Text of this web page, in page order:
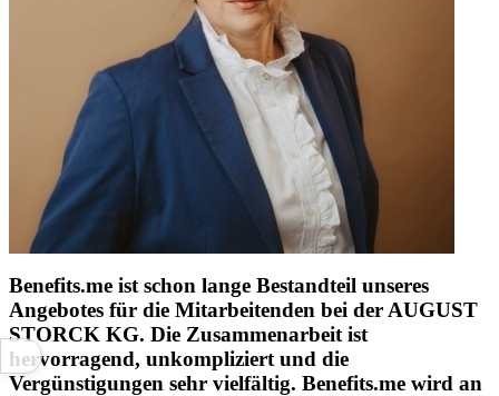
Benefits.me ist schon lange Bestandteil unseres
Angebotes für die Mitarbeitenden bei der AUGUST
STORCK KG. Die Zusammenarbeit ist
hervorragend, unkompliziert und die
Vergünstigungen sehr vielfältig. Benefits.me wird an